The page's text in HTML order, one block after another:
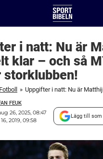
i natt: Nu är
klar – och så
storklubben!
Fotboll »
FEUK
26, 2025, 08:47
2019, 09:58
Lägg till